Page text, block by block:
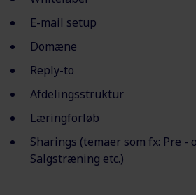
E-mail setup
Domæne
Reply-to
Afdelingsstruktur
Læringforløb
Sharings (temaer som fx: Pre -
Salgstræning etc.)